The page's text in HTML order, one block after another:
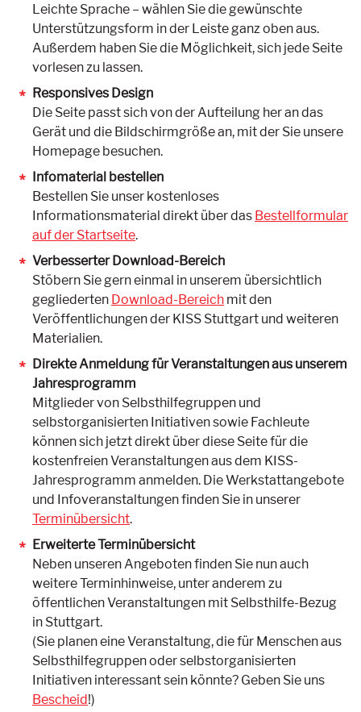
Leichte Sprache – wählen Sie die gewünschte
Unterstützungsform in der Leiste ganz oben aus.
Außerdem haben Sie die Möglichkeit, sich jede Seite
vorlesen zu lassen.
Responsives Design
Die Seite passt sich von der Aufteilung her an das
Gerät und die Bildschirmgröße an, mit der Sie unsere
Homepage besuchen.
Infomaterial bestellen
Bestellen Sie unser kostenloses
Informationsmaterial direkt über das Bestellformular
auf der Startseite.
Verbesserter Download-Bereich
Stöbern Sie gern einmal in unserem übersichtlich
gegliederten Download-Bereich mit den
Veröffentlichungen der KISS Stuttgart und weiteren
Materialien.
Direkte Anmeldung für Veranstaltungen aus unserem
Jahresprogramm
Mitglieder von Selbsthilfegruppen und
selbstorganisierten Initiativen sowie Fachleute
können sich jetzt direkt über diese Seite für die
kostenfreien Veranstaltungen aus dem KISS-
Jahresprogramm anmelden. Die Werkstattangebote
und Infoveranstaltungen finden Sie in unserer
Terminübersicht.
Erweiterte Terminübersicht
Neben unseren Angeboten finden Sie nun auch
weitere Terminhinweise, unter anderem zu
öffentlichen Veranstaltungen mit Selbsthilfe-Bezug
in Stuttgart.
(Sie planen eine Veranstaltung, die für Menschen aus
Selbsthilfegruppen oder selbstorganisierten
Initiativen interessant sein könnte? Geben Sie uns
Bescheid!)